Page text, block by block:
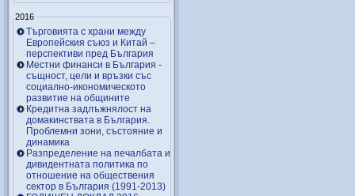
2016
Търговията с храни между
Европейския съюз и Китай –
перспективи пред България
Местни финанси в България -
същност, цели и връзки със
социално-икономическото
развитие на общините
Кредитна задлъжнялост на
домакинствата в България.
Проблемни зони, състояние и
динамика
Разпределение на печалбата и
дивидентната политика по
отношение на обществения
сектор в България (1991-2013)